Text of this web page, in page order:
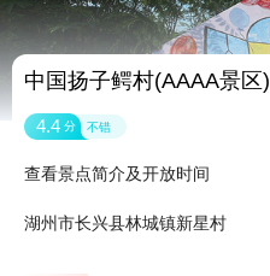
中国扬子鳄村(AAAA景区)
4.4 分 不错
查看景点简介及开放时间
湖州市长兴县林城镇新星村